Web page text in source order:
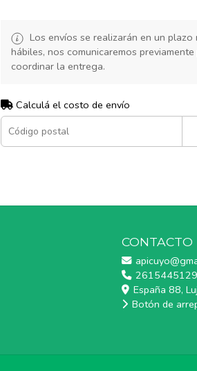
Los envíos se realizarán en un plazo
hábiles, nos comunicaremos
coordinar la entrega.
Calculá el costo de envío
CONTACTO
2615445129
España 88,
Botón de